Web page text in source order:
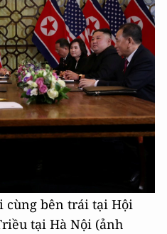
cùng bên trái tại Hội
tại Hà Nội (ảnh